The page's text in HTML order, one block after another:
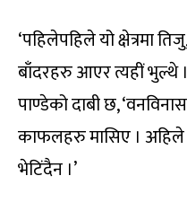
‘पहिलेपहिले यो क्षेत्रमा
बाँदरहरु आएर त्यहीं भुल्थे
पाण्डेको दाबी छ,
काफलहरु मासिए । अहिले
भेटिंदैन ।’